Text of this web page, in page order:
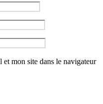
mon site dans le navigateur